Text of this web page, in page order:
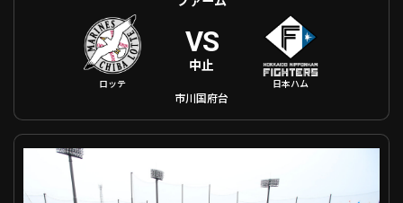
ロッテ
VS
中止
日本ハム
市川国府台
ファーム 福岡ソフトバンク VS オイシックス